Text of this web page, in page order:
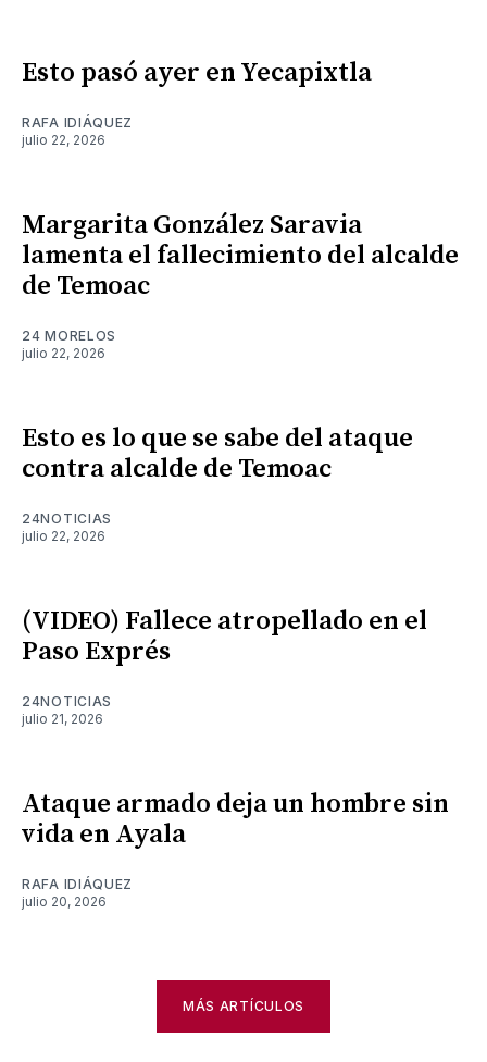
Esto pasó ayer en Yecapixtla
RAFA IDIÁQUEZ
julio 22, 2026
Margarita González Saravia
lamenta el fallecimiento del alcalde
de Temoac
24 MORELOS
julio 22, 2026
Esto es lo que se sabe del ataque
contra alcalde de Temoac
24NOTICIAS
julio 22, 2026
(VIDEO) Fallece atropellado en el
Paso Exprés
24NOTICIAS
julio 21, 2026
Ataque armado deja un hombre sin
vida en Ayala
RAFA IDIÁQUEZ
julio 20, 2026
MÁS ARTÍCULOS